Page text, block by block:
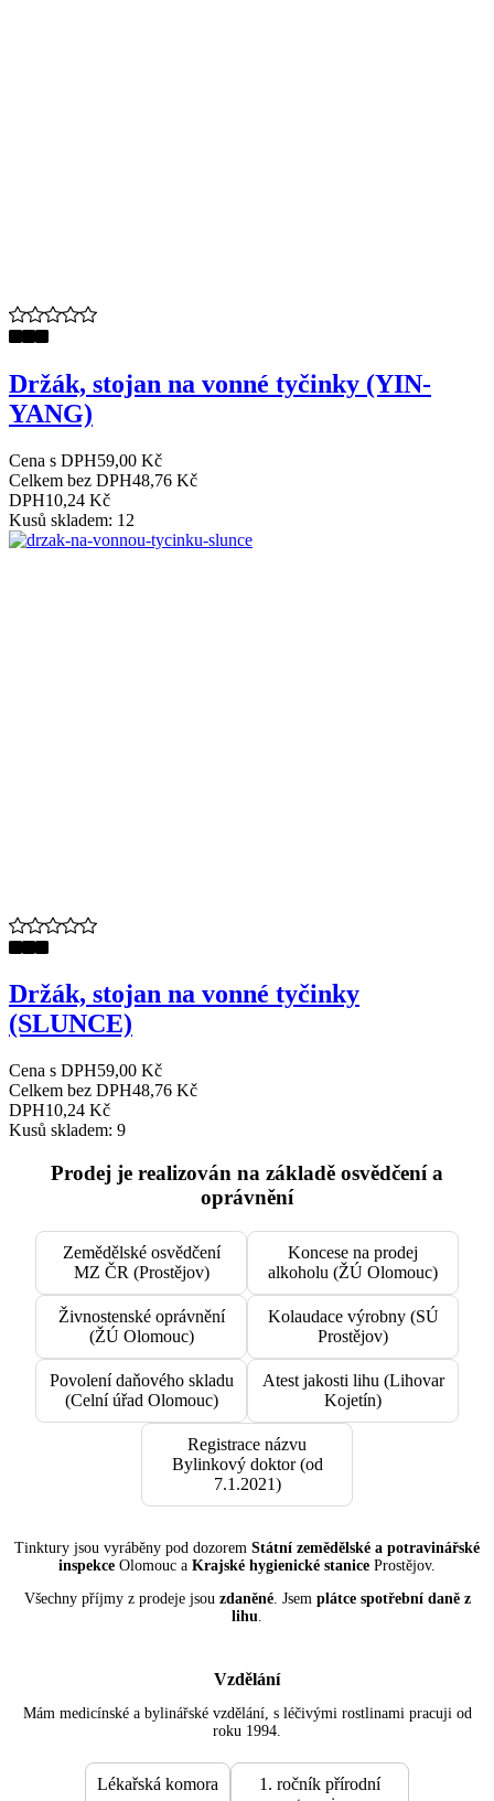
Držák, stojan na vonné tyčinky (YIN-
YANG)
Cena s DPH59,00 Kč
Celkem bez DPH48,76 Kč
DPH10,24 Kč
Kusů skladem: 12
Držák, stojan na vonné tyčinky
(SLUNCE)
Cena s DPH59,00 Kč
Celkem bez DPH48,76 Kč
DPH10,24 Kč
Kusů skladem: 9
Prodej je realizován na základě osvědčení a
oprávnění
Zemědělské osvědčení
MZ ČR (Prostějov)
Koncese na prodej
alkoholu (ŽÚ Olomouc)
Živnostenské oprávnění
(ŽÚ Olomouc)
Kolaudace výrobny (SÚ
Prostějov)
Povolení daňového skladu
(Celní úřad Olomouc)
Atest jakosti lihu (Lihovar
Kojetín)
Registrace názvu
Bylinkový doktor (od
7.1.2021)
Tinktury jsou vyráběny pod dozorem Státní zemědělské a potravinářské
inspekce Olomouc a Krajské hygienické stanice Prostějov.
Všechny příjmy z prodeje jsou zdaněné. Jsem plátce spotřební daně z
lihu
Vzdělání
Mám medicínské a bylinářské vzdělání, s léčivými rostlinami pracuji od
roku 1994.
Lékařská komora
1. ročník přírodní